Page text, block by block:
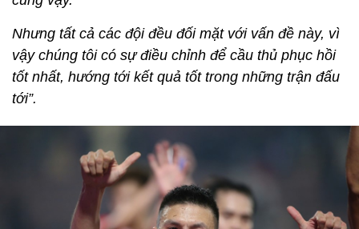
Nhưng tất cả các đội đều đối mặt với vấn đề này, vì
vậy chúng tôi có sự điều chỉnh để cầu thủ phục hồi
tốt nhất, hướng tới kết quả tốt trong những trận đấu
tới”.